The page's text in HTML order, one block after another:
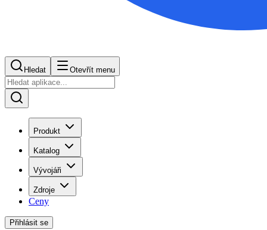
Hledat Otevřít menu
Produkt
Katalog
Vývojáři
Zdroje
Ceny
Přihlásit se